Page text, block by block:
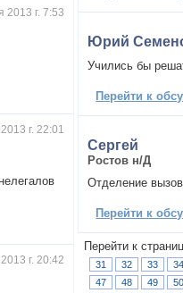
2013 г. 7:53
г. 22:01
г. 20:42
Юрий
Учились бы
Перейти к
Сергей
Ростов н/Д
Отделение
Перейти к
Перейти к
31
32 33 34
47
48 49 50